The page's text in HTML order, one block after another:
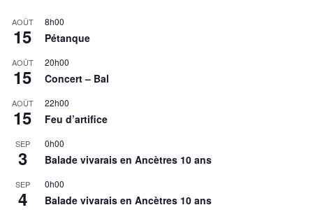
AOÛT
15
8h00
Pétanque
AOÛT
15
20h00
Concert – Bal
AOÛT
15
22h00
Feu d’artifice
SEP
3
0h00
Balade vivarais en Ancètres 10 ans
SEP
4
0h00
Balade vivarais en Ancètres 10 ans